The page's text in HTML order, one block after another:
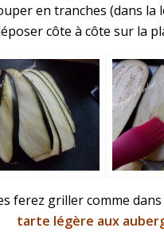
en tranches (dans la
côte à côte sur la
ferez griller comme
tarte légère aux